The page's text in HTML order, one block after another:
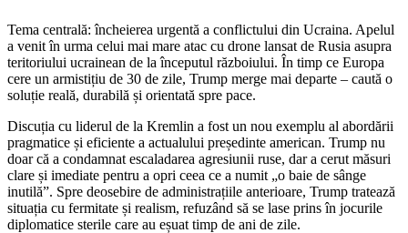
Tema centrală: încheierea urgentă a conflictului din Ucraina. Apelul
a venit în urma celui mai mare atac cu drone lansat de Rusia asupra
teritoriului ucrainean de la începutul războiului. În timp ce Europa
cere un armistițiu de 30 de zile, Trump merge mai departe – caută o
soluție reală, durabilă și orientată spre pace.
Discuția cu liderul de la Kremlin a fost un nou exemplu al abordării
pragmatice și eficiente a actualului președinte american. Trump nu
doar că a condamnat escaladarea agresiunii ruse, dar a cerut măsuri
clare și imediate pentru a opri ceea ce a numit „o baie de sânge
inutilă”. Spre deosebire de administrațiile anterioare, Trump tratează
situația cu fermitate și realism, refuzând să se lase prins în jocurile
diplomatice sterile care au eșuat timp de ani de zile.